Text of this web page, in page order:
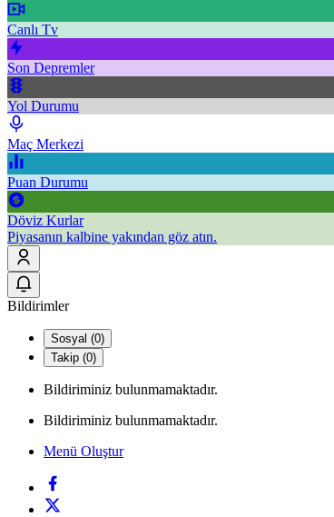
Canlı Tv
Son Depremler
Yol Durumu
Maç Merkezi
Puan Durumu
Döviz Kurlar
Piyasanın kalbine yakından göz atın.
Bildirimler
Sosyal (0)
Takip (0)
Bildiriminiz bulunmamaktadır.
Bildiriminiz bulunmamaktadır.
Menü Oluştur